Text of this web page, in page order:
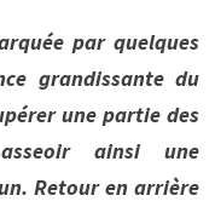
par quelques
grandissante du
une partie des
ainsi une
Retour en arrière